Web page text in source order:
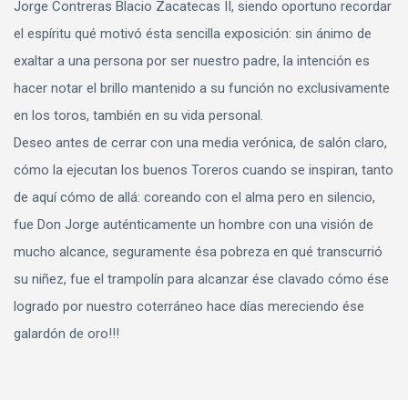
Jorge Contreras Blacio Zacatecas II, siendo oportuno recordar
el espíritu qué motivó ésta sencilla exposición: sin ánimo de
exaltar a una persona por ser nuestro padre, la intención es
hacer notar el brillo mantenido a su función no exclusivamente
en los toros, también en su vida personal.
Deseo antes de cerrar con una media verónica, de salón claro,
cómo la ejecutan los buenos Toreros cuando se inspiran, tanto
de aquí cómo de allá: coreando con el alma pero en silencio,
fue Don Jorge auténticamente un hombre con una visión de
mucho alcance, seguramente ésa pobreza en qué transcurrió
su niñez, fue el trampolín para alcanzar ése clavado cómo ése
logrado por nuestro coterráneo hace días mereciendo ése
galardón de oro!!!